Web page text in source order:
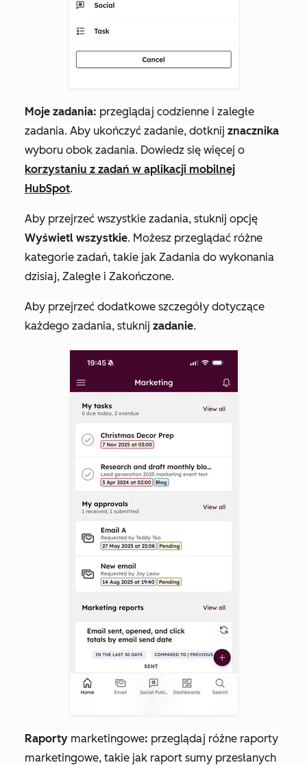
Moje zadania: przeglądaj codzienne i zaległe
zadania. Aby ukończyć zadanie, dotknij znacznika
wyboru obok zadania. Dowiedz się więcej o
korzystaniu z zadań w aplikacji mobilnej
HubSpot.
Aby przejrzeć wszystkie zadania, stuknij opcję
Wyświetl wszystkie. Możesz przeglądać różne
kategorie zadań, takie jak Zadania do wykonania
dzisiaj, Zaległe i Zakończone.
Aby przejrzeć dodatkowe szczegóły dotyczące
każdego zadania, stuknij zadanie.
Raporty marketingowe: przeglądaj różne raporty
marketingowe, takie jak raport sumy przesłanych